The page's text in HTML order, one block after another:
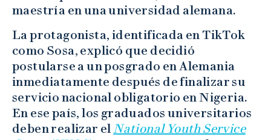
maestría en una universidad alemana.
La protagonista, identificada en TikTok
como Sosa, explicó que decidió
postularse a un posgrado en Alemania
inmediatamente después de finalizar su
servicio nacional obligatorio en Nigeria.
En ese país, los graduados universitarios
deben realizar elNational Youth Service